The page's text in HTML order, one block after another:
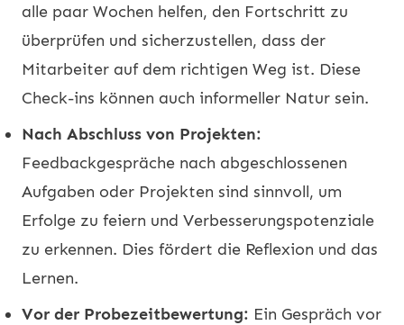
alle paar Wochen helfen, den Fortschritt zu
überprüfen und sicherzustellen, dass der
Mitarbeiter auf dem richtigen Weg ist. Diese
Check-ins können auch informeller Natur sein.
Nach Abschluss von Projekten:
Feedbackgespräche nach abgeschlossenen
Aufgaben oder Projekten sind sinnvoll, um
Erfolge zu feiern und Verbesserungspotenziale
zu erkennen. Dies fördert die Reflexion und das
Lernen.
Vor der Probezeitbewertung: Ein Gespräch vor